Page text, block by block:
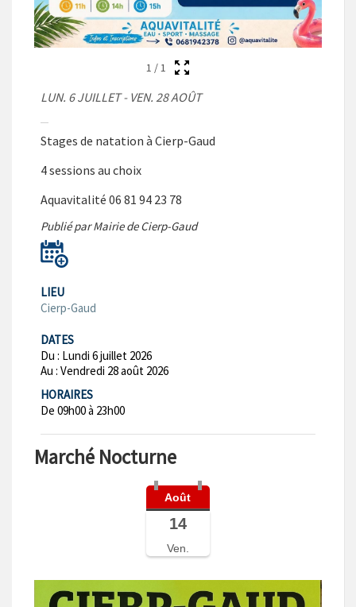
1 /1
LUN. 6 JUILLET - VEN. 28 AOÛT
Stages de natation à Cierp-Gaud
4 sessions au choix
Aquavitalité 06 81 94 23 78
Publié par Mairie de Cierp-Gaud
LIEU
Cierp-Gaud
DATES
Du : Lundi 6 juillet 2026
Au : Vendredi 28 août 2026
HORAIRES
De 09h00 à 23h00
Marché Nocturne
Août
14
Ven.